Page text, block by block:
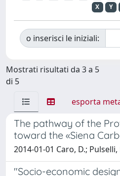
X
Y
o inserisci le iniziali:
Mostrati risultati da 3 a 5
di 5
esporta
The pathway of the
toward the «Siena
2014-01-01 Caro, D.;
"Socio-economic